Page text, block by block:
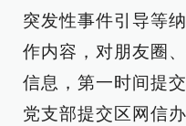
突发性事件引导等
作内容，对朋友圈
信息，第一时间提
党支部提交区网信